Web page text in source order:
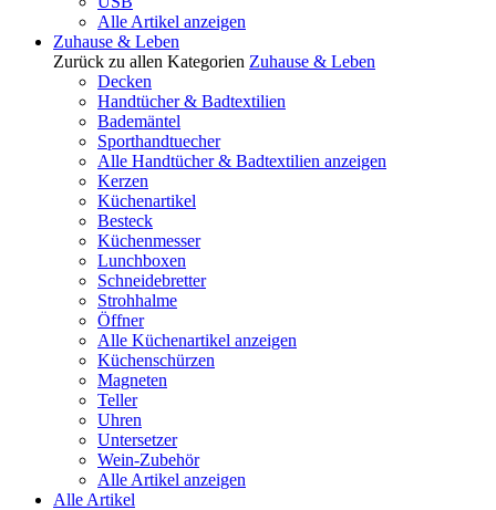
Alle Artikel anzeigen
Zuhause & Leben
Zurück zu allen Kategorien Zuhause & Leben
Decken
Handtücher & Badtextilien
Bademäntel
Sporthandtuecher
Alle Handtücher & Badtextilien anzeigen
Kerzen
Küchenartikel
Besteck
Küchenmesser
Lunchboxen
Schneidebretter
Strohhalme
Öffner
Alle Küchenartikel anzeigen
Küchenschürzen
Magneten
Teller
Uhren
Untersetzer
Wein-Zubehör
Alle Artikel anzeigen
Alle Artikel